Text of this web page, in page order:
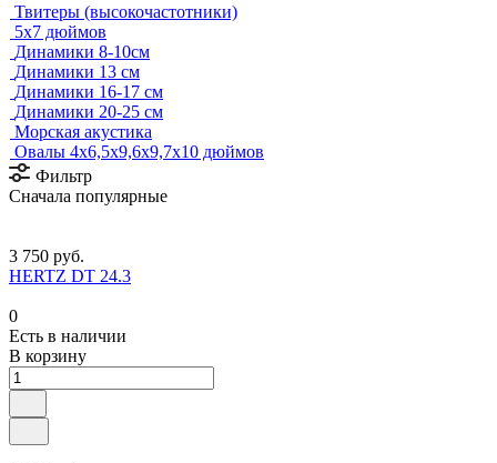
Твитеры (высокочастотники)
5x7 дюймов
Динамики 8-10см
Динамики 13 см
Динамики 16-17 см
Динамики 20-25 см
Морская акустика
Овалы 4х6,5х9,6x9,7х10 дюймов
Фильтр
Сначала популярные
3 750 руб.
HERTZ DT 24.3
0
Есть в наличии
В корзину